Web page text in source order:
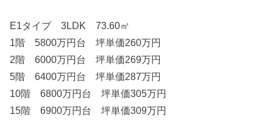
E1タイプ 3LDK 73.60㎡
1階 5800万円台 坪単価260万円
2階 6000万円台 坪単価269万円
5階 6400万円台 坪単価287万円
10階 6800万円台 坪単価305万円
15階 6900万円台 坪単価309万円